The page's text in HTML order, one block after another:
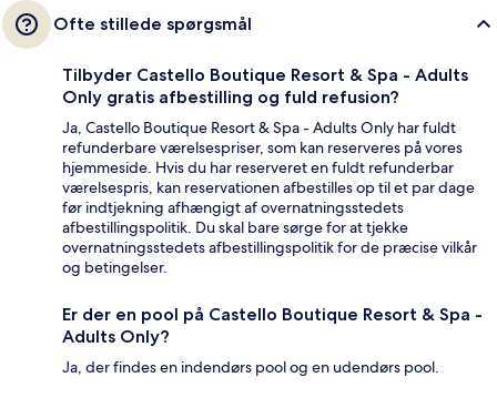
Ofte stillede spørgsmål
Tilbyder Castello Boutique Resort & Spa - Adults
Only gratis afbestilling og fuld refusion?
Ja, Castello Boutique Resort & Spa - Adults Only har fuldt
refunderbare værelsespriser, som kan reserveres på vores
hjemmeside. Hvis du har reserveret en fuldt refunderbar
værelsespris, kan reservationen afbestilles op til et par dage
før indtjekning afhængigt af overnatningsstedets
afbestillingspolitik. Du skal bare sørge for at tjekke
overnatningsstedets afbestillingspolitik for de præcise vilkår
og betingelser.
Er der en pool på Castello Boutique Resort & Spa -
Adults Only?
Ja, der findes en indendørs pool og en udendørs pool.